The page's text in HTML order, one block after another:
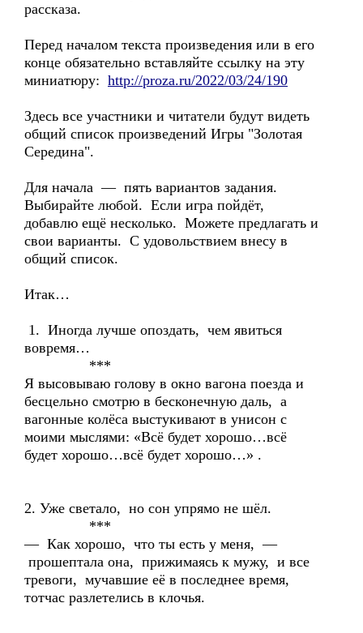
рассказа.
Перед началом текста произведения или в его
конце обязательно вставляйте ссылку на эту
миниатюру: http://proza.ru/2022/03/24/190
Здесь все участники и читатели будут видеть
общий список произведений Игры "Золотая
Середина".
Для начала — пять вариантов задания.
Выбирайте любой. Если игра пойдёт,
добавлю ещё несколько. Можете предлагать и
свои варианты. С удовольствием внесу в
общий список.
Итак…
1. Иногда лучше опоздать, чем явиться
вовремя…
***
Я высовываю голову в окно вагона поезда и
бесцельно смотрю в бесконечную даль, а
вагонные колёса выстукивают в унисон с
моими мыслями: «Всё будет хорошо…всё
будет хорошо…всё будет хорошо…» .
2. Уже светало, но сон упрямо не шёл.
***
— Как хорошо, что ты есть у меня, —
прошептала она, прижимаясь к мужу, и все
тревоги, мучавшие её в последнее время,
тотчас разлетелись в клочья.